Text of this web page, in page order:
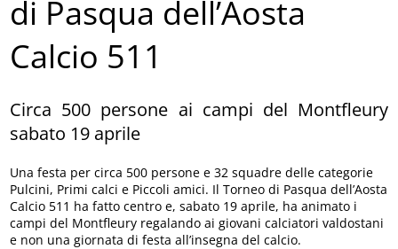
di Pasqua dell’Aosta
Calcio 511
Circa 500 persone ai campi del Montfleury
sabato 19 aprile
Una festa per circa 500 persone e 32 squadre delle categorie
Pulcini, Primi calci e Piccoli amici. Il Torneo di Pasqua dell’Aosta
Calcio 511 ha fatto centro e, sabato 19 aprile, ha animato i
campi del Montfleury regalando ai giovani calciatori valdostani
e non una giornata di festa all’insegna del calcio.